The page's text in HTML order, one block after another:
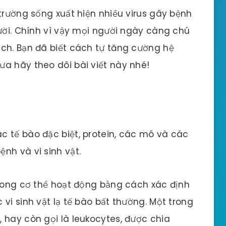
sống xuất hiện nhiều virus gây bệnh
Chính vì vậy mọi người ngày càng chú
Bạn đã biết cách tự tăng cường hệ
hãy theo dõi bài viết này nhé!
tế bào đặc biệt, protein, các mô và các
và vi sinh vật.
cơ thể hoạt động bằng cách xác định
sinh vật lạ tế bào bất thường. Một trong
còn gọi là leukocytes, được chia